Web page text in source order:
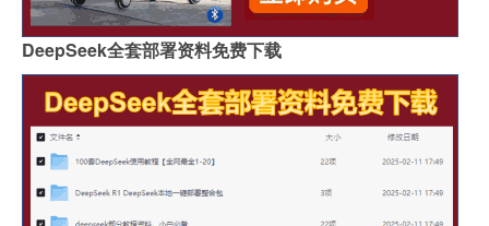
DeepSeek全套部署资料免费下载